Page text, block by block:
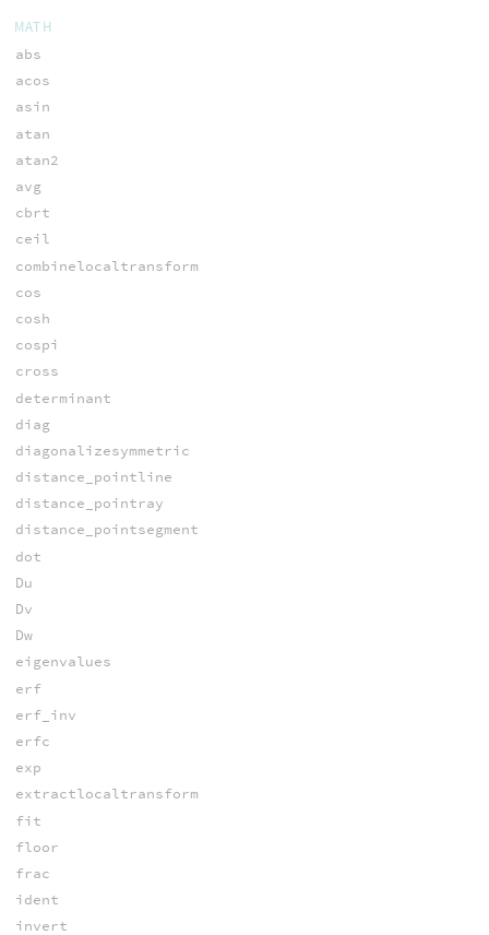
MATH
abs
acos
asin
atan
atan2
avg
cbrt
ceil
combinelocaltransform
cos
cosh
cospi
cross
determinant
diag
diagonalizesymmetric
distance_pointline
distance_pointray
distance_pointsegment
dot
Du
Dv
Dw
eigenvalues
erf
erf_inv
erfc
exp
extractlocaltransform
fit
floor
frac
ident
invert